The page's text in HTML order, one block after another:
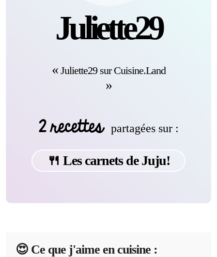
Juliette29
Juliette29 sur Cuisine.Land
2 recettes partagées sur :
🍴 Les carnets de Juju!
😍️ Ce que j'aime en cuisine :